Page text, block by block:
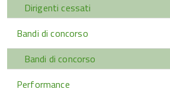
Dirigenti cessati
Bandi di concorso
Bandi di concorso
Performance